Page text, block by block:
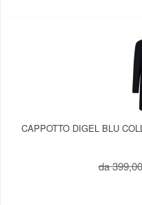
CAPPOTTO DIGEL BLU
da